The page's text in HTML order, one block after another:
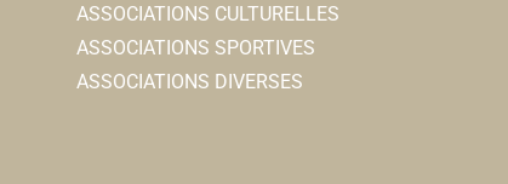
ASSOCIATIONS CULTURELLES
ASSOCIATIONS SPORTIVES
ASSOCIATIONS DIVERSES